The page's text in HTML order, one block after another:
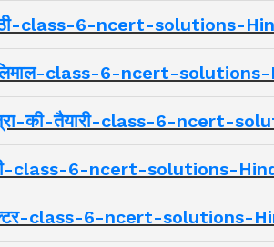
class-6-ncert-solutions-
class-6-ncert-
की-तैयारी-class-6-ncert-
class-6-ncert-solutions-
class-6-ncert-solutions-